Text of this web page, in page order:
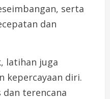
serta
dan
latihan juga
kepercayaan diri.
dan terencana